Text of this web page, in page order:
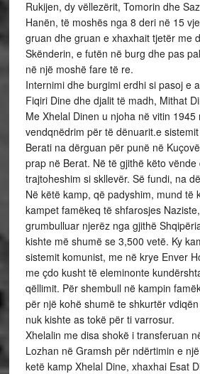
Rukijen, dy vëllezërit, Tomorin dhe
Hanën, të moshës nga 8 deri në 15
gruan dhe gruan e xhaxhait tjetër me
Skënderin, e futën në burg dhe pas
në një moshë fare të re.
Internimi dhe burgimi erdhi si pasoj e
Fiqiri Dine dhe djalit të madh, Mithat
Me Xhelal Dinen u njoha në vitin 1945
vendqnëdrim për të dënuarit.e
Berati na dërguan për punë në
prap në Berat. Në të gjithë këto vënde
trajtoheshim si skllevër. Së fundi, na
Në këtë kamp, që padyshim, mund të
kampet famëkeq të shfarosjes
grumbulluar njerëz nga gjithë
kishte më shumë se 3,500 vetë. Ky
sistemit komunist, me në krye Enver
me çdo kusht të eleminonte
qëllimit. Për shembull në kampin
për një kohë shumë te shkurtër
nuk kishte as tokë për ti varrosur.
Xhelalin me disa shokë i transferuan
Lozhan në Gramsh për ndërtimin e
ketë kamp Xhelal Dine, xhaxhai Esat